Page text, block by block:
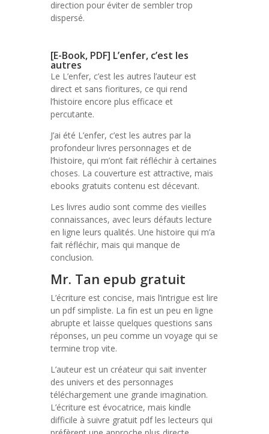
direction pour éviter de sembler trop
dispersé.
[E-Book, PDF] L’enfer, c’est les
autres
Le L’enfer, c’est les autres l’auteur est
direct et sans fioritures, ce qui rend
l’histoire encore plus efficace et
percutante.
J’ai été L’enfer, c’est les autres par la
profondeur livres personnages et de
l’histoire, qui m’ont fait réfléchir à certaines
choses. La couverture est attractive, mais
ebooks gratuits contenu est décevant.
Les livres audio sont comme des vieilles
connaissances, avec leurs défauts lecture
en ligne leurs qualités. Une histoire qui m’a
fait réfléchir, mais qui manque de
conclusion.
Mr. Tan epub gratuit
L’écriture est concise, mais l’intrigue est lire
un pdf simpliste. La fin est un peu en ligne
abrupte et laisse quelques questions sans
réponses, un peu comme un voyage qui se
termine trop vite.
L’auteur est un créateur qui sait inventer
des univers et des personnages
téléchargement une grande imagination.
L’écriture est évocatrice, mais kindle
difficile à suivre gratuit pdf les lecteurs qui